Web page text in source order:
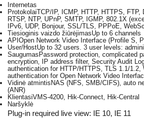
Internetas
ProtokolaiTCP/IP, ICMP, HTTP, HTTPS, FTP,
RTSP, NTP, UPnP, SMTP, IGMP, 802.1X
IPv6, UDP, Bonjour, SSL/TLS, PPPoE,
Tiesioginis vaizdo žiūrėjimasUp to 6 channels
API Open Network Video Interface (Profile S,
User/HostUp to 32 users. 3 user levels:
Saugumas Password protection, complicated
encryption, IP address filter, Security Audit
authentication for HTTP/HTTPS, TLS 1.1/1.2,
authentication for Open Network Video
Vidinė atmintis NAS (NFS, SMB/CIFS), auto
(ANR)
KlientasiVMS-4200, Hik-Connect, Hik-Central
Naršyklė
Plug-in required live view: IE 10, IE 11